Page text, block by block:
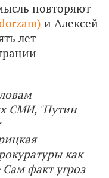
повторяют
и Алексей
лет
СМИ, "Путин
как
факт угроз